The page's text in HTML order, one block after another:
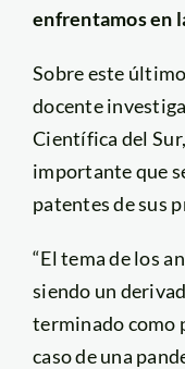
enfrentamos en
Sobre este
docente
Científica del
importante que
patentes de sus
“El tema de los
siendo un
terminado como
caso de una